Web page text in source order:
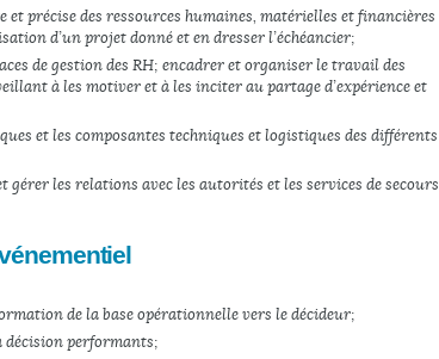
précise des ressources humaines, matérielles et financières
d’un projet donné et en dresser l’échéancier ;
de gestion des RH ; encadrer et organiser le travail des
à les motiver et à les inciter au partage d’expérience et
et les composantes techniques et logistiques des différents
gérer les relations avec les autorités et les services de secours
de la base opérationnelle vers le décideur ;
décision performants ;